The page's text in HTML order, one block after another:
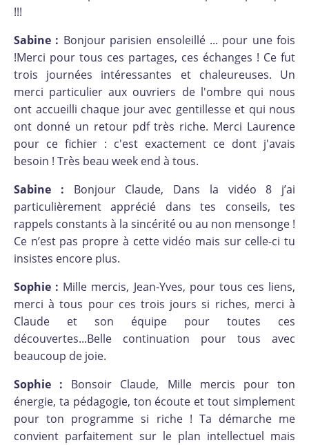
!!!
Sabine : Bonjour parisien ensoleillé ... pour une fois
!Merci pour tous ces partages, ces échanges ! Ce fut
trois journées intéressantes et chaleureuses. Un
merci particulier aux ouvriers de l'ombre qui nous
ont accueilli chaque jour avec gentillesse et qui nous
ont donné un retour pdf très riche. Merci Laurence
pour ce fichier : c'est exactement ce dont j'avais
besoin ! Très beau week end à tous.
Sabine : Bonjour Claude, Dans la vidéo 8 j’ai
particulièrement apprécié dans tes conseils, tes
rappels constants à la sincérité ou au non mensonge !
Ce n’est pas propre à cette vidéo mais sur celle-ci tu
insistes encore plus.
Sophie : Mille mercis, Jean-Yves, pour tous ces liens,
merci à tous pour ces trois jours si riches, merci à
Claude et son équipe pour toutes ces
découvertes...Belle continuation pour tous avec
beaucoup de joie.
Sophie : Bonsoir Claude, Mille mercis pour ton
énergie, ta pédagogie, ton écoute et tout simplement
pour ton programme si riche ! Ta démarche me
convient parfaitement sur le plan intellectuel mais